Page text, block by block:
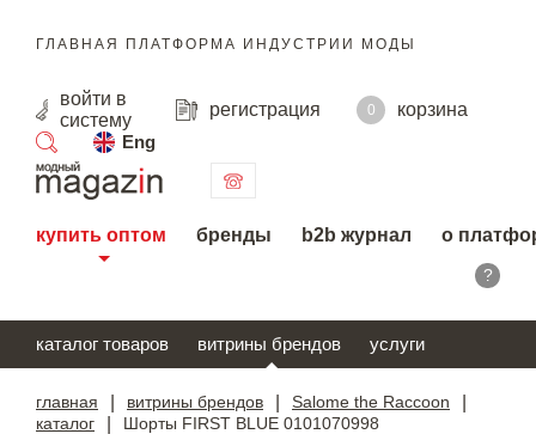
ГЛАВНАЯ ПЛАТФОРМА ИНДУСТРИИ МОДЫ
войти в
систему
регистрация 0
корзина
Eng
поиск
купить оптом бренды b2b журнал о
?
каталог товаров витрины брендов услуги
главная витрины брендов Salome the Raccoon
каталог Шорты FIRST BLUE 0101070998